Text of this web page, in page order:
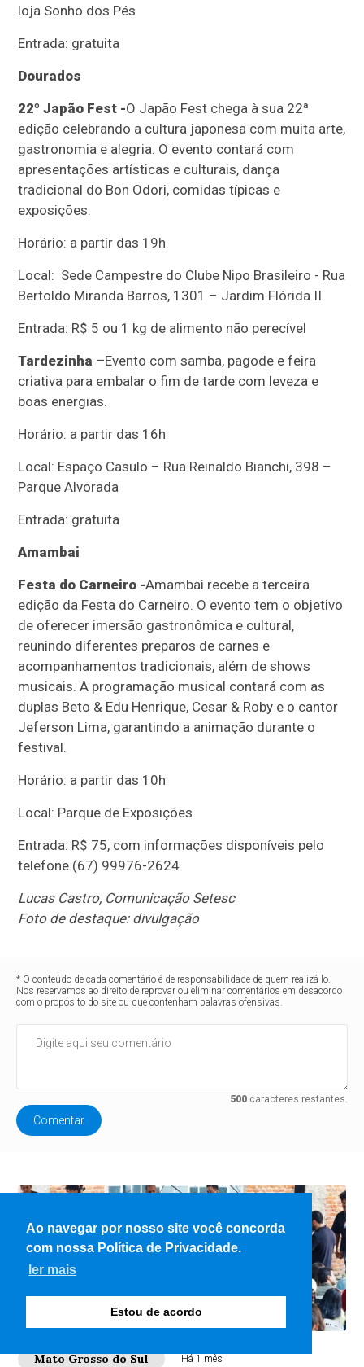
Ao navegar por nosso site você concorda
com nossa Política de Privacidade.
ler mais
Estou de acordo
loja Sonho dos Pés
Entrada: gratuita
Dourados
22º Japão Fest -O Japão Fest chega à sua 22ª
edição celebrando a cultura japonesa com muita arte,
gastronomia e alegria. O evento contará com
apresentações artísticas e culturais, dança
tradicional do Bon Odori, comidas típicas e
exposições.
Horário: a partir das 19h
Local: Sede Campestre do Clube Nipo Brasileiro - Rua
Bertoldo Miranda Barros, 1301 – Jardim Flórida II
Entrada: R$ 5 ou 1 kg de alimento não perecível
Tardezinha –Evento com samba, pagode e feira
criativa para embalar o fim de tarde com leveza e
boas energias.
Horário: a partir das 16h
Local: Espaço Casulo – Rua Reinaldo Bianchi, 398 –
Parque Alvorada
Entrada: gratuita
Amambai
Festa do Carneiro -Amambai recebe a terceira
edição da Festa do Carneiro. O evento tem o objetivo
de oferecer imersão gastronômica e cultural,
reunindo diferentes preparos de carnes e
acompanhamentos tradicionais, além de shows
musicais. A programação musical contará com as
duplas Beto & Edu Henrique, Cesar & Roby e o cantor
Jeferson Lima, garantindo a animação durante o
festival.
Horário: a partir das 10h
Local: Parque de Exposições
Entrada: R$ 75, com informações disponíveis pelo
telefone (67) 99976-2624
Lucas Castro, Comunicação Setesc
Foto de destaque: divulgação
* O conteúdo de cada comentário é de responsabilidade de quem realizá-lo.
Nos reservamos ao direito de reprovar ou eliminar comentários em desacordo
com o propósito do site ou que contenham palavras ofensivas.
500caracteres restantes.
Comentar
Mato Grosso do Sul Há 1 mês